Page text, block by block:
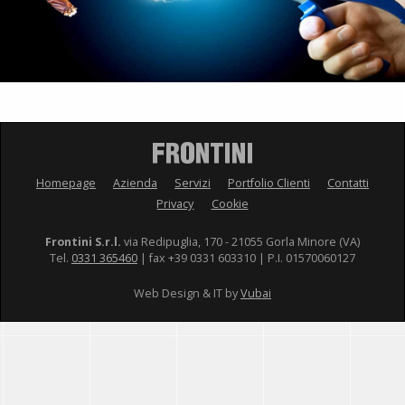
Homepage Azienda Servizi Portfolio Clienti
Contatti
Privacy
Cookie
Frontini S.r.l. via Redipuglia, 170 - 21055 Gorla Minore (VA)
Tel. 0331 365460 | fax +39 0331 603310 | P.I. 01570060127
Web Design & IT byVubai